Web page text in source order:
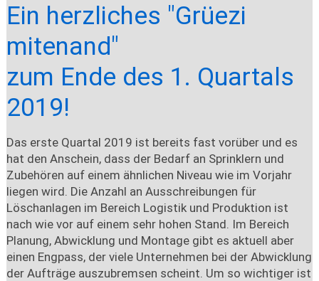
Ein herzliches "Grüezi
mitenand"
zum Ende des 1. Quartals
2019!
Das erste Quartal 2019 ist bereits fast vorüber und es
hat den Anschein, dass der Bedarf an Sprinklern und
Zubehören auf einem ähnlichen Niveau wie im Vorjahr
liegen wird. Die Anzahl an Ausschreibungen für
Löschanlagen im Bereich Logistik und Produktion ist
nach wie vor auf einem sehr hohen Stand. Im Bereich
Planung, Abwicklung und Montage gibt es aktuell aber
einen Engpass, der viele Unternehmen bei der Abwicklung
der Aufträge auszubremsen scheint. Um so wichtiger ist